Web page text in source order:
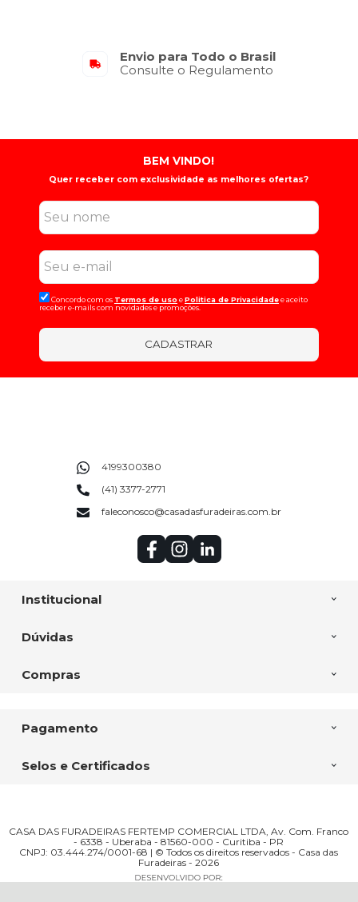
Envio para Todo o Brasil
Consulte o Regulamento
BEM VINDO!
Quer receber com exclusividade as melhores ofertas?
Concordo com os Termos de uso ePolitica de Privacidadee aceito
receber e-mails com novidades e promoções.
CADASTRAR
Institucional
Dúvidas
Compras
4199300380
(41) 3377-2771
faleconosco@casadasfuradeiras.com.br
Pagamento
Selos e Certificados
CASA DAS FURADEIRAS FERTEMP COMERCIAL LTDA, Av. Com. Franco
- 6338 - Uberaba - 81560-000 - Curitiba - PR
CNPJ: 03.444.274/0001-68 | © Todos os direitos reservados - Casa das
Furadeiras - 2026